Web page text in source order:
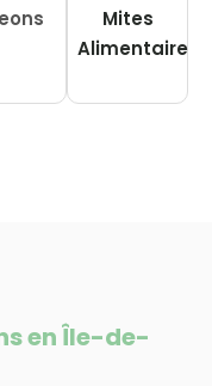
Mites
Alimentaire
en Île-de-